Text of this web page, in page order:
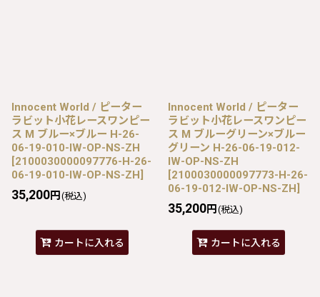
Innocent World / ピーター
ラビット小花レースワンピー
ス M ブルー×ブルー H-26-
06-19-010-IW-OP-NS-ZH
[2100030000097776-H-26-
06-19-010-IW-OP-NS-ZH]
35,200円 (税込)
カートに入れる
Innocent World / ピーター
ラビット小花レースワンピー
ス M ブルーグリーン×ブルー
グリーン H-26-06-19-012-
IW-OP-NS-ZH
[2100030000097773-H-26-
06-19-012-IW-OP-NS-ZH]
35,200円 (税込)
カートに入れる